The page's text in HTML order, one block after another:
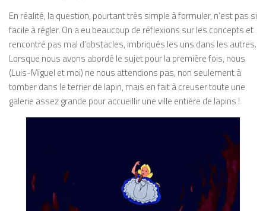
En réalité, la question, pourtant très simple à formuler, n’est pas si
facile à régler. On a eu beaucoup de réflexions sur les concepts et
rencontré pas mal d’obstacles, imbriqués les uns dans les autres.
Lorsque nous avons abordé le sujet pour la première fois, nous
(Luis-Miguel et moi) ne nous attendions pas, non seulement à
tomber dans le terrier de lapin, mais en fait à creuser toute une
galerie assez grande pour accueillir une ville entière de lapins !